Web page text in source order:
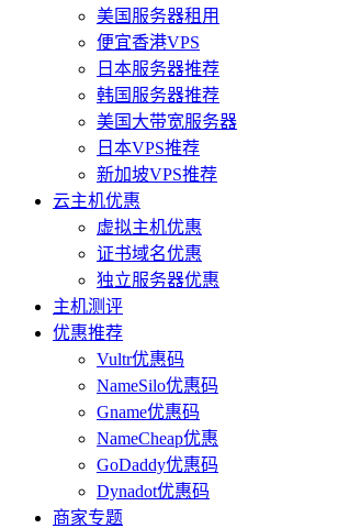
美国服务器租用
便宜香港VPS
日本服务器推荐
韩国服务器推荐
美国大带宽服务器
日本VPS推荐
新加坡VPS推荐
云主机优惠
虚拟主机优惠
证书域名优惠
独立服务器优惠
主机测评
优惠推荐
Vultr优惠码
NameSilo优惠码
Gname优惠码
NameCheap优惠
GoDaddy优惠码
Dynadot优惠码
商家专题